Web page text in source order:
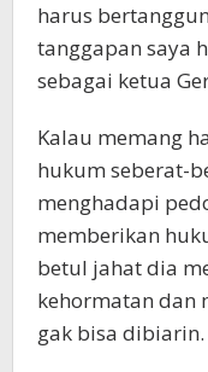
harus
tanggapan saya
sebagai ketua
Kalau memang
hukum seberat-
menghadapi
memberikan
betul jahat dia
kehormatan dan
gak bisa dibiarin.